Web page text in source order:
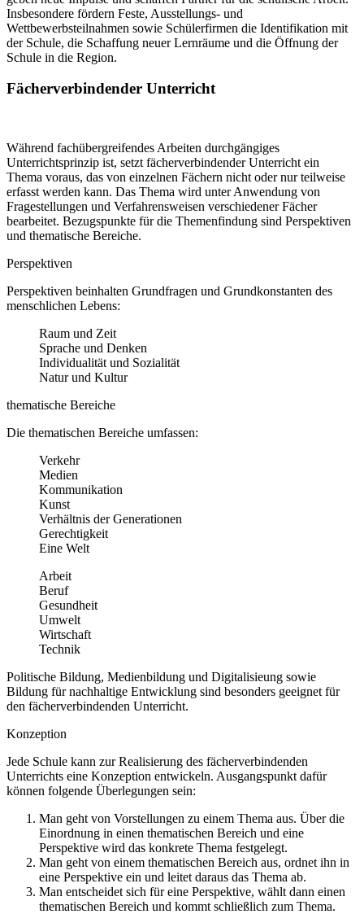
Insbesondere fördern Feste, Ausstellungs- und
Wettbewerbsteilnahmen sowie Schülerfirmen die Identifikation mit
der Schule, die Schaffung neuer Lernräume und die Öffnung der
Schule in die Region.
Fächerverbindender Unterricht
Während fachübergreifendes Arbeiten durchgängiges
Unterrichtsprinzip ist, setzt fächerverbindender Unterricht ein
Thema voraus, das von einzelnen Fächern nicht oder nur teilweise
erfasst werden kann. Das Thema wird unter Anwendung von
Fragestellungen und Verfahrensweisen verschiedener Fächer
bearbeitet. Bezugspunkte für die Themenfindung sind Perspektiven
und thematische Bereiche.
Perspektiven
Perspektiven beinhalten Grundfragen und Grundkonstanten des
menschlichen Lebens:
Raum und Zeit
Sprache und Denken
Individualität und Sozialität
Natur und Kultur
thematische Bereiche
Die thematischen Bereiche umfassen:
Verkehr
Medien
Kommunikation
Kunst
Verhältnis der Generationen
Gerechtigkeit
Eine Welt
Arbeit
Beruf
Gesundheit
Umwelt
Wirtschaft
Technik
Politische Bildung, Medienbildung und Digitalisieung sowie
Bildung für nachhaltige Entwicklung sind besonders geeignet für
den fächerverbindenden Unterricht.
Konzeption
Jede Schule kann zur Realisierung des fächerverbindenden
Unterrichts eine Konzeption entwickeln. Ausgangspunkt dafür
können folgende Überlegungen sein:
Man geht von Vorstellungen zu einem Thema aus. Über die
Einordnung in einen thematischen Bereich und eine
Perspektive wird das konkrete Thema festgelegt.
Man geht von einem thematischen Bereich aus, ordnet ihn in
eine Perspektive ein und leitet daraus das Thema ab.
Man entscheidet sich für eine Perspektive, wählt dann einen
thematischen Bereich und kommt schließlich zum Thema.